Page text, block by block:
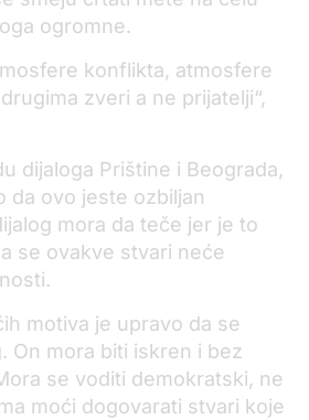
ogromne.
konflikta, atmosfere
zveri a ne prijatelji“,
dijaloga Prištine i Beograda,
da ovo jeste ozbiljan
mora da teče jer je to
se ovakve stvari neće
motiva je upravo da se
On mora biti iskren i bez
se voditi demokratski, ne
moći dogovarati stvari koje